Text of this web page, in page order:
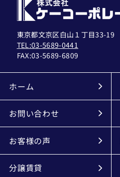
東京都文京区白山１丁目33-19
TEL:03-5689-0441
FAX:03-5689-6809
ホーム
お問い合わせ
お客様の声
分譲賃貸